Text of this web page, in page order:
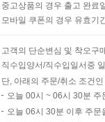
중고상품의 경우 출고 완료
모바일 쿠폰의 경우 유효기
고객의 단순변심 및 착오구
직수입양서/직수입일서중
단, 아래의 주문/취소 조건
오늘 00시 ~ 06시 30분
오늘 06시 30분 이후 주